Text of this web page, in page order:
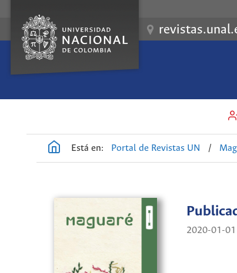
Está en: Portal de Revistas UN /
2020-01-01